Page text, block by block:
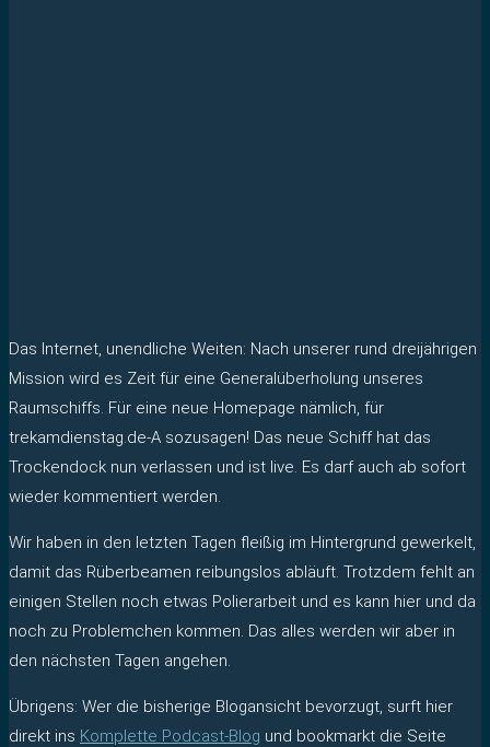
Das Internet, unendliche Weiten: Nach unserer rund dreijährigen
Mission wird es Zeit für eine Generalüberholung unseres
Raumschiffs. Für eine neue Homepage nämlich, für
trekamdienstag.de-A sozusagen! Das neue Schiff hat das
Trockendock nun verlassen und ist live. Es darf auch ab sofort
wieder kommentiert werden.
Wir haben in den letzten Tagen fleißig im Hintergrund gewerkelt,
damit das Rüberbeamen reibungslos abläuft. Trotzdem fehlt an
einigen Stellen noch etwas Polierarbeit und es kann hier und da
noch zu Problemchen kommen. Das alles werden wir aber in
den nächsten Tagen angehen.
Übrigens: Wer die bisherige Blogansicht bevorzugt, surft hier
direkt ins Komplette Podcast-Blog und bookmarkt die Seite